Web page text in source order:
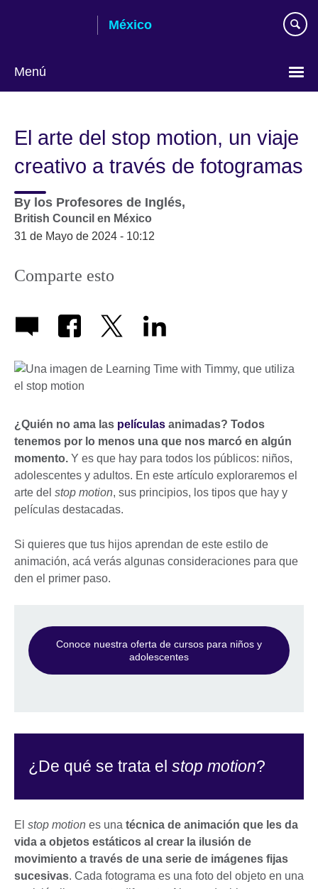
México
Menú
language
El arte del stop motion, un viaje
creativo a través de fotogramas
By los Profesores de Inglés,
British Council en México
31 de Mayo de 2024 - 10:12
Comparte esto
¿Quién no ama las películas animadas? Todos
tenemos por lo menos una que nos marcó en algún
momento. Y es que hay para todos los públicos: niños,
adolescentes y adultos. En este artículo exploraremos el
arte del stop motion, sus principios, los tipos que hay y
películas destacadas.
Si quieres que tus hijos aprendan de este estilo de
animación, acá verás algunas consideraciones para que
den el primer paso.
Conoce nuestra oferta de cursos para niños y
adolescentes
¿De qué se trata el stop motion?
El stop motion es una técnica de animación que les da
vida a objetos estáticos al crear la ilusión de
movimiento a través de una serie de imágenes fijas
sucesivas. Cada fotograma es una foto del objeto en una